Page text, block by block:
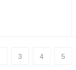
3 4 5